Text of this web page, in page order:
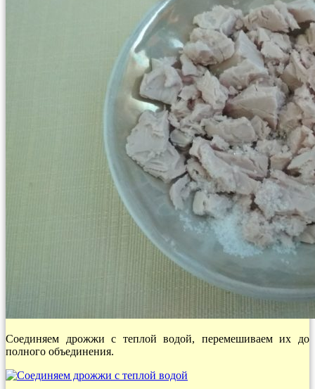
Соединяем дрожжи с теплой водой, перемешиваем их до
полного объединения.